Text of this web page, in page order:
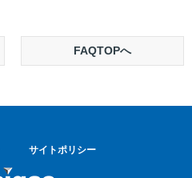
FAQTOPへ
サイトポリシー